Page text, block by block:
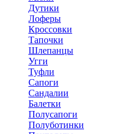
Дутики
Лоферы
Кроссовки
Тапочки
Шлепанцы
Угги
Туфли
Сапоги
Сандалии
Балетки
Полусапоги
Полуботинки